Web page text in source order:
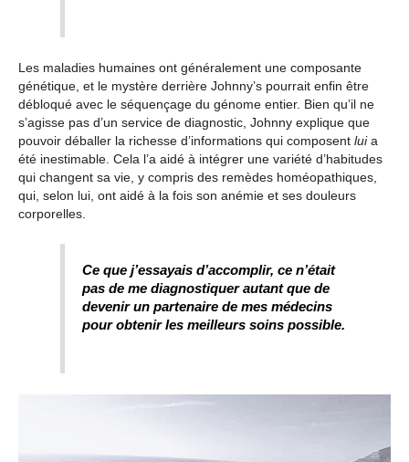
Les maladies humaines ont généralement une composante
génétique, et le mystère derrière Johnny’s pourrait enfin être
débloqué avec le séquençage du génome entier. Bien qu’il ne
s’agisse pas d’un service de diagnostic, Johnny explique que
pouvoir déballer la richesse d’informations qui composent luia
été inestimable. Cela l’a aidé à intégrer une variété d’habitudes
qui changent sa vie, y compris des remèdes homéopathiques,
qui, selon lui, ont aidé à la fois son anémie et ses douleurs
corporelles.
Ce que j’essayais d’accomplir, ce n’était
pas de me diagnostiquer autant que de
devenir un partenaire de mes médecins
pour obtenir les meilleurs soins possible.